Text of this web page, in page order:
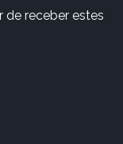
de receber estes